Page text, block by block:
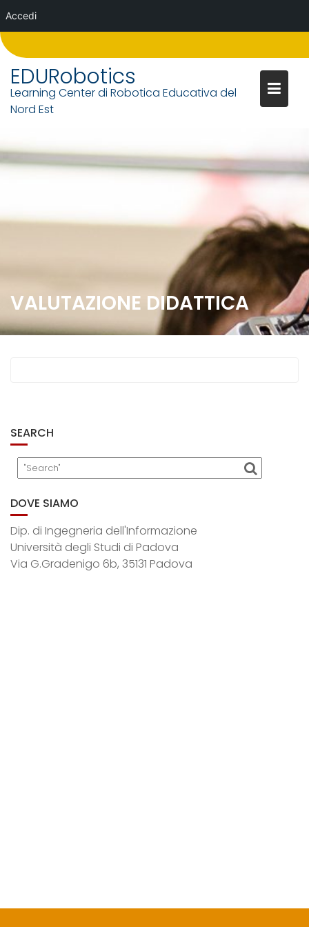
Accedi
Skip
to
content
EDURobotics
Learning Center di Robotica Educativa del
Nord Est
VALUTAZIONE DIDATTICA
SEARCH
DOVE SIAMO
Dip. di Ingegneria dell'Informazione
Università degli Studi di Padova
Via G.Gradenigo 6b, 35131 Padova